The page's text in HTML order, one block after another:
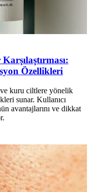
Özellikleri
kuru ciltlere yönelik
sunar. Kullanıcı
avantajlarını ve dikkat